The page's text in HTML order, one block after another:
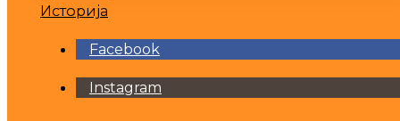
Историја
Facebook
Instagram